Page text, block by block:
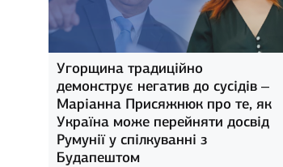
Угорщина традиційно
демонструє негатив до сусідів –
Маріанна Присяжнюк про те, як
Україна може перейняти досвід
Румунії у спілкуванні з
Будапештом